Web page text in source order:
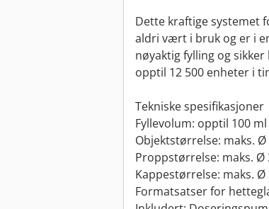
Dette kraftige systemet
aldri vært i bruk og er i
nøyaktig fylling og
opptil 12 500 enheter i
Tekniske spesifikasjoner
Fyllevolum: opptil 100 ml
Objektstørrelse: maks.
Proppstørrelse: maks. Ø
Kappestørrelse: maks. Ø
Formatsatser for